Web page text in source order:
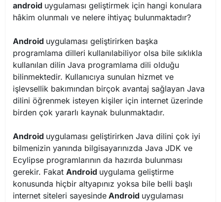
android uygulaması geliştirmek için hangi konulara
hâkim olunmalı ve nelere ihtiyaç bulunmaktadır?
Android uygulaması geliştirirken başka
programlama dilleri kullanılabiliyor olsa bile sıklıkla
kullanılan dilin Java programlama dili olduğu
bilinmektedir. Kullanıcıya sunulan hizmet ve
işlevsellik bakımından birçok avantaj sağlayan Java
dilini öğrenmek isteyen kişiler için internet üzerinde
birden çok yararlı kaynak bulunmaktadır.
Android uygulaması geliştirirken Java dilini çok iyi
bilmenizin yanında bilgisayarınızda Java JDK ve
Ecylipse programlarının da hazırda bulunması
gerekir. Fakat Android uygulama geliştirme
konusunda hiçbir altyapınız yoksa bile belli başlı
internet siteleri sayesinde Android uygulaması